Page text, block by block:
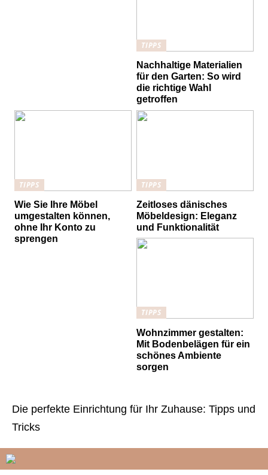
TIPPS
Nachhaltige Materialien
für den Garten: So wird
die richtige Wahl
getroffen
TIPPS
Wie Sie Ihre Möbel
umgestalten können,
ohne Ihr Konto zu
sprengen
TIPPS
Zeitloses dänisches
Möbeldesign: Eleganz
und Funktionalität
TIPPS
Wohnzimmer gestalten:
Mit Bodenbelägen für ein
schönes Ambiente
sorgen
Die perfekte Einrichtung für Ihr Zuhause: Tipps und
Tricks